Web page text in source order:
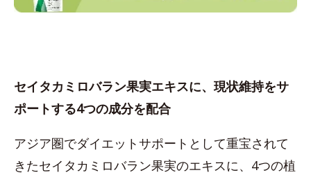
セイタカミロバラン果実エキスに、現状維持をサ
ポートする4つの成分を配合
アジア圏でダイエットサポートとして重宝されて
きたセイタカミロバラン果実のエキスに、4つの植